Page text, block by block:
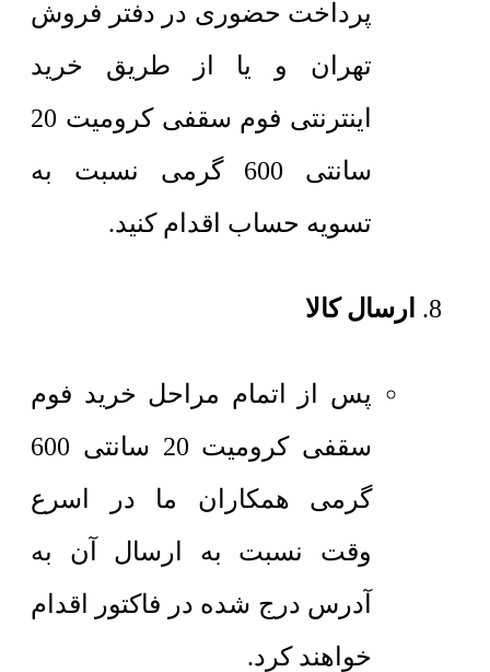
پرداخت حضوری در دفتر فروش
تهران و یا از طریق خرید
اینترنتی فوم سقفی کرومیت 20
سانتی 600 گرمی نسبت به
تسویه حساب اقدام کنید.
ارسال کالا
پس از اتمام مراحل خرید فوم
سقفی کرومیت 20 سانتی 600
گرمی همکاران ما در اسرع
وقت نسبت به ارسال آن به
آدرس درج شده در فاکتور اقدام
خواهند کرد.